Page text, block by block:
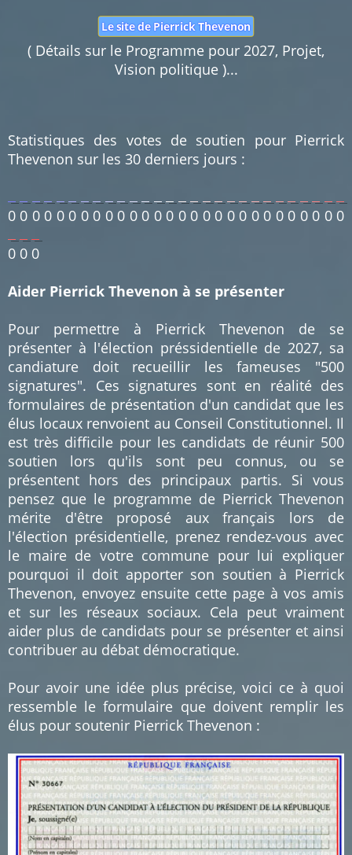
Le site de Pierrick Thevenon
( Détails sur le Programme pour 2027, Projet,
Vision politique )...
Statistiques des votes de soutien pour Pierrick
Thevenon sur les 30 derniers jours :
0 0 0 0 0 0 0 0 0 0 0 0 0 0 0 0 0 0 0 0 0 0 0 0 0 0 0 0
0 0 0
Aider Pierrick Thevenon à se présenter
Pour permettre à Pierrick Thevenon de se
présenter à l'élection préssidentielle de 2027, sa
candiature doit recueillir les fameuses "500
signatures". Ces signatures sont en réalité des
formulaires de présentation d'un candidat que les
élus locaux renvoient au Conseil Constitutionnel. Il
est très difficile pour les candidats de réunir 500
soutien lors qu'ils sont peu connus, ou se
présentent hors des principaux partis. Si vous
pensez que le programme de Pierrick Thevenon
mérite d'être proposé aux français lors de
l'élection présidentielle, prenez rendez-vous avec
le maire de votre commune pour lui expliquer
pourquoi il doit apporter son soutien à Pierrick
Thevenon, envoyez ensuite cette page à vos amis
et sur les réseaux sociaux. Cela peut vraiment
aider plus de candidats pour se présenter et ainsi
contribuer au débat démocratique.
Pour avoir une idée plus précise, voici ce à quoi
ressemble le formulaire que doivent remplir les
élus pour soutenir Pierrick Thevenon :